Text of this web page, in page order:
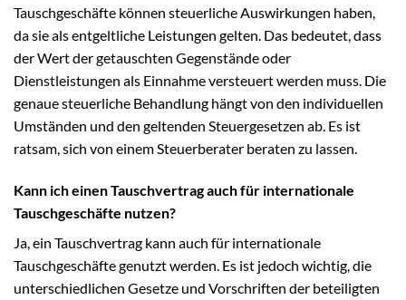
Tauschgeschäfte können steuerliche Auswirkungen haben,
da sie als entgeltliche Leistungen gelten. Das bedeutet, dass
der Wert der getauschten Gegenstände oder
Dienstleistungen als Einnahme versteuert werden muss. Die
genaue steuerliche Behandlung hängt von den individuellen
Umständen und den geltenden Steuergesetzen ab. Es ist
ratsam, sich von einem Steuerberater beraten zu lassen.
Kann ich einen Tauschvertrag auch für internationale
Tauschgeschäfte nutzen?
Ja, ein Tauschvertrag kann auch für internationale
Tauschgeschäfte genutzt werden. Es ist jedoch wichtig, die
unterschiedlichen Gesetze und Vorschriften der beteiligten